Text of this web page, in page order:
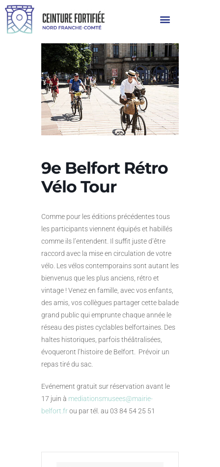
9e Belfort Rétro
Vélo Tour
Comme pour les éditions précédentes tous
les participants viennent équipés et habillés
comme ils l’entendent. Il suffit juste d’être
raccord avec la mise en circulation de votre
vélo. Les vélos contemporains sont autant les
bienvenus que les plus anciens, rétro et
vintage ! Venez en famille, avec vos enfants,
des amis, vos collègues partager cette balade
grand public qui emprunte chaque année le
réseau des pistes cyclables belfortaines. Des
haltes historiques, parfois théâtralisées,
évoqueront l’histoire de Belfort. Prévoir un
repas tiré du sac.
Evénement gratuit sur réservation avant le
17 juin à mediationsmusees@mairie-
belfort.frou par tél. au 03 84 54 25 51